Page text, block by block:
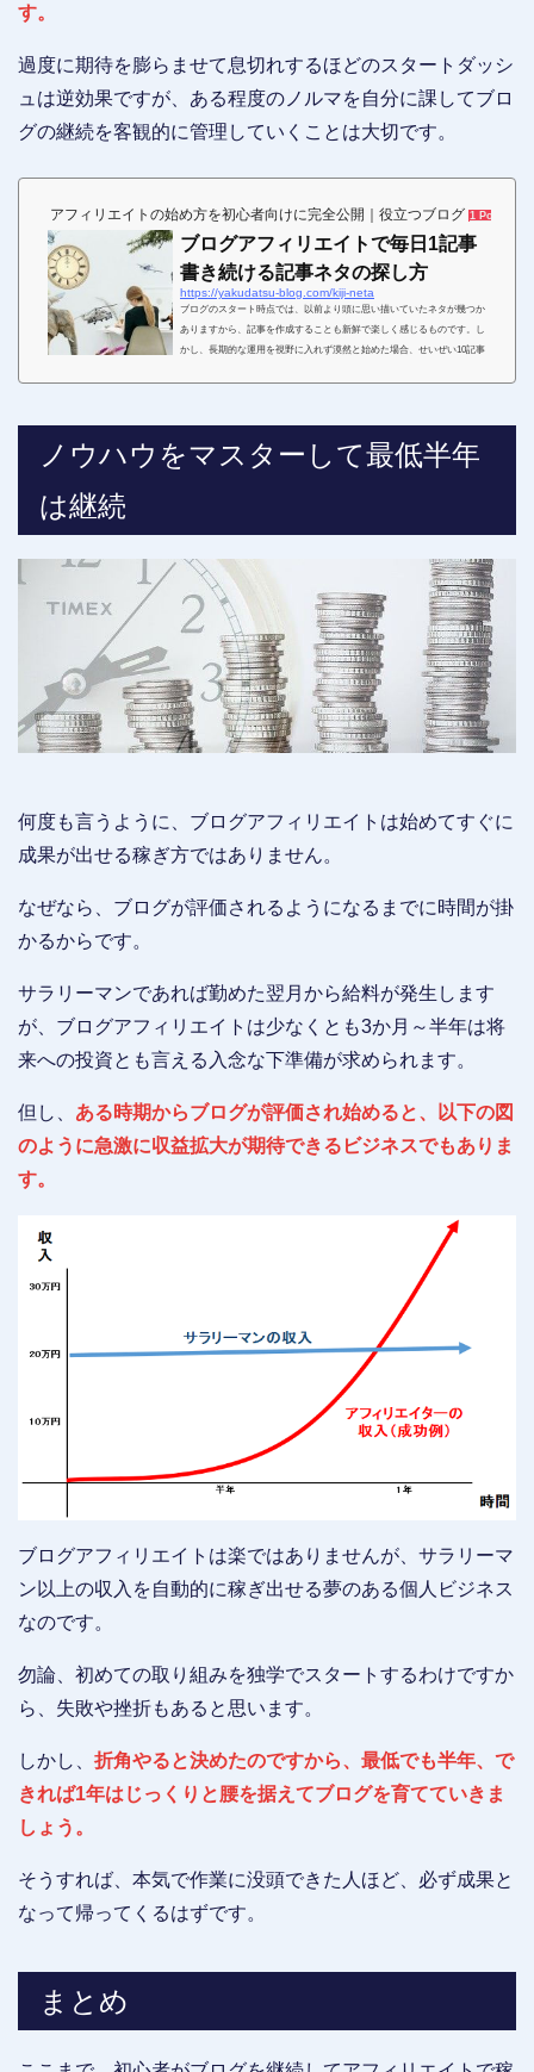
す。
過度に期待を膨らませて息切れするほどのスタートダッシ
ュは逆効果ですが、ある程度のノルマを自分に課してブロ
グの継続を客観的に管理していくことは大切です。
アフィリエイトの始め方を初心者向けに完全公開｜役立つブログ 1 Pocket
ブログアフィリエイトで毎日1記事
書き続ける記事ネタの探し方
https://yakudatsu-blog.com/kiji-neta
ブログのスタート時点では、以前より頭に思い描いていたネタが幾つか
ありますから、記事を作成することも新鮮で楽しく感じるものです。し
かし、長期的な運用を視野に入れず漠然と始めた場合、せいぜい10記事
す。そこでこちらでは、ブログアフィリエイトのコ...
ノウハウをマスターして最低半年
は継続
何度も言うように、ブログアフィリエイトは始めてすぐに
成果が出せる稼ぎ方ではありません。
なぜなら、ブログが評価されるようになるまでに時間が掛
かるからです。
サラリーマンであれば勤めた翌月から給料が発生します
が、ブログアフィリエイトは少なくとも3か月～半年は将
来への投資とも言える入念な下準備が求められます。
但し、 ある時期からブログが評価され始めると、以下の図
のように急激に収益拡大が期待できるビジネスでもありま
す。
ブログアフィリエイトは楽ではありませんが、サラリーマ
ン以上の収入を自動的に稼ぎ出せる夢のある個人ビジネス
なのです。
勿論、初めての取り組みを独学でスタートするわけですか
ら、失敗や挫折もあると思います。
しかし、 折角やると決めたのですから、最低でも半年、で
きれば1年はじっくりと腰を据えてブログを育てていきま
しょう。
そうすれば、本気で作業に没頭できた人ほど、必ず成果と
なって帰ってくるはずです。
まとめ